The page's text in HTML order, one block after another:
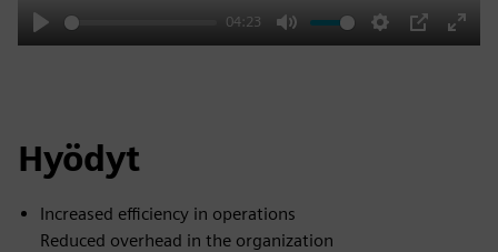
Play
04:23
Mute Settings
PIP
Enter
Hyödyt
Increased efficiency in operations
Reduced overhead in the organization